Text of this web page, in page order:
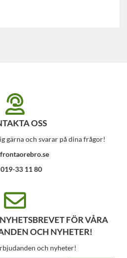
OSS
gärna och svarar på dina frågor!
019-33 11 80
FÖR VÅRA
OCH NYHETER!
och nyheter!